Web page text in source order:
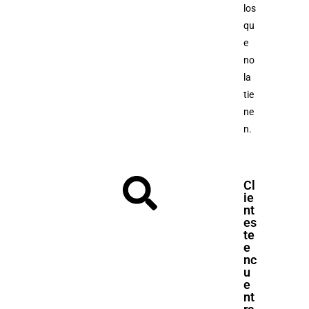
los
qu
e
no
la
tie
ne
n.
Cl
ie
nt
es
te
e
nc
u
e
nt